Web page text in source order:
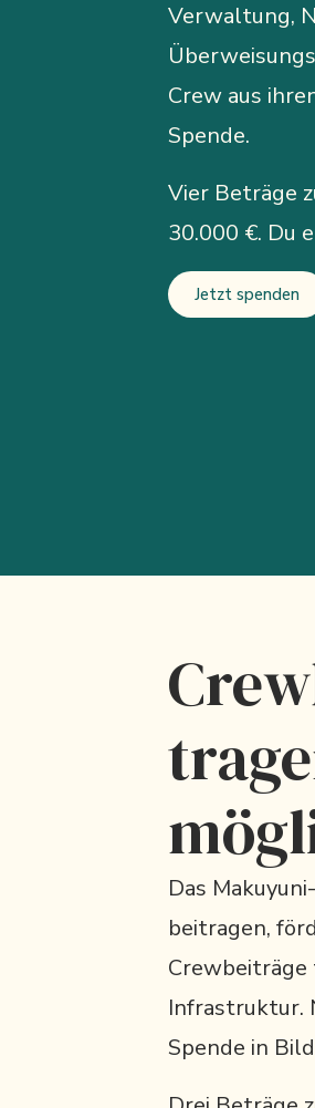
Verwaltung,
Crew aus
Spende.
Vier Beträge
30.000 €. Du
Jetzt spenden
Das
beitragen,
Crewbeiträge
Infrastruktur.
Spende in